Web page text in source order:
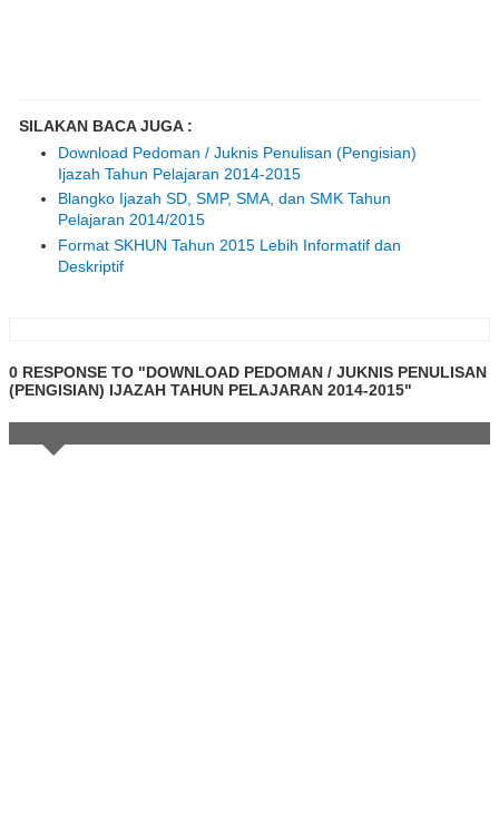
SILAKAN BACA JUGA :
Download Pedoman / Juknis Penulisan (Pengisian)
Ijazah Tahun Pelajaran 2014-2015
Blangko Ijazah SD, SMP, SMA, dan SMK Tahun
Pelajaran 2014/2015
Format SKHUN Tahun 2015 Lebih Informatif dan
Deskriptif
0 RESPONSE TO "DOWNLOAD PEDOMAN / JUKNIS PENULISAN
(PENGISIAN) IJAZAH TAHUN PELAJARAN 2014-2015"